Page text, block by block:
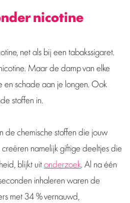
nicotine
net als bij een tabakssigaret.
Maar de damp van elke
en schade aan je longen. Ook
stoffen in.
de chemische stoffen die jouw
namelijk giftige deeltjes die
blijkt uitonderzoek . Al na één
inhaleren waren de
met 34 % vernauwd,